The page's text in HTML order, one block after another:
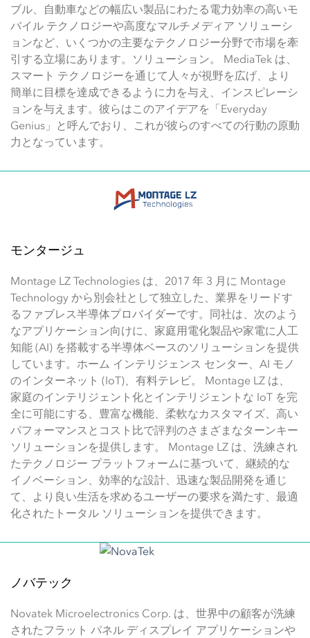
ブル、自動車などの幅広い製品にわたる電力効率の高いモ
バイル テクノロジーや高度なマルチメディア ソリューシ
ョンなど、いくつかの主要なテクノロジー分野で市場を牽
引する立場にあります。ソリューション。 MediaTek は、
スマート テクノロジーを通じて人々が視野を広げ、より
簡単に目標を達成できるように力を与え、インスピレーシ
ョンを与えます。彼らはこのアイデアを「Everyday
Genius」と呼んでおり、これが彼らのすべての行動の原動
力となっています。
モンタージュ
Montage LZ Technologies は、2017 年 3 月に Montage
Technology から別会社として独立した、業界をリードす
るファブレス半導体プロバイダーです。同社は、次のよう
なアプリケーション向けに、家庭用電化製品や家電に人工
知能 (AI) を搭載する半導体ベースのソリューションを提供
しています。ホーム インテリジェンス センター、AI モノ
のインターネット (IoT)、有料テレビ。 Montage LZ は、
家庭のインテリジェント化とインテリジェントな IoT を完
全に可能にする、豊富な機能、柔軟なカスタマイズ、高い
パフォーマンスとコスト比で評判のさまざまなターンキー
ソリューションを提供します。 Montage LZ は、洗練され
たテクノロジー プラットフォームに基づいて、継続的な
イノベーション、効率的な設計、迅速な製品開発を通じ
て、より良い生活を求めるユーザーの要求を満たす、最適
化されたトータル ソリューションを提供できます。
ノバテック
Novatek Microelectronics Corp. は、世界中の顧客が洗練
されたフラット パネル ディスプレイ アプリケーションや